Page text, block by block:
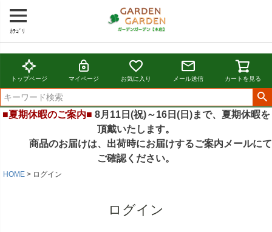
ｶﾃｺﾞﾘ
トップページ マイページ お気に入り メール送信 カートを見る
■夏期休暇のご案内■ 8月11日(祝)～16日(日)まで、夏期休暇を
頂戴いたします。
商品のお届けは、出荷時にお届けするご案内メールにて
ご確認ください。
HOME ログイン
ログイン